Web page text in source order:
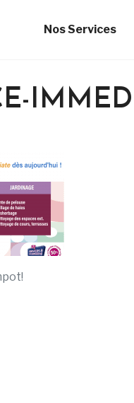
Nos Services